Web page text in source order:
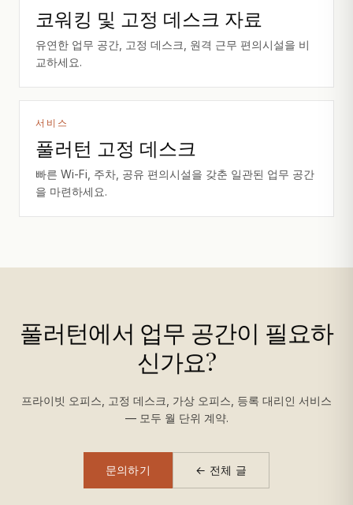
코워킹 및 고정 데스크 자료
유연한 업무 공간, 고정 데스크, 원격 근무 편의시설을 비
교하세요.
서비스
풀러턴 고정 데스크
빠른 Wi-Fi, 주차, 공유 편의시설을 갖춘 일관된 업무 공간
을 마련하세요.
풀러턴에서 업무 공간이 필요하
신가요?
프라이빗 오피스, 고정 데스크, 가상 오피스, 등록 대리인 서비스
— 모두 월 단위 계약.
문의하기 ← 전체 글